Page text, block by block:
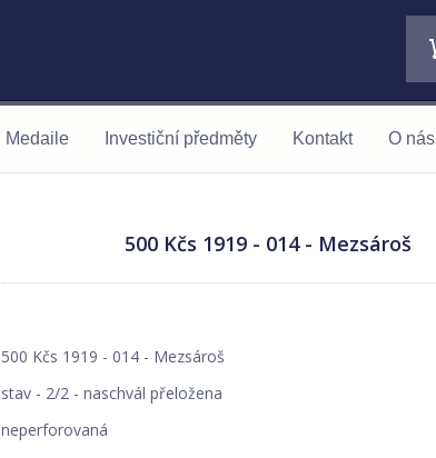
Medaile Investiční předměty Kontakt O nás
500 Kčs 1919 - 014 - Mezsároš
500 Kčs 1919 - 014 - Mezsároš
stav - 2/2 - naschvál přeložena
neperforovaná